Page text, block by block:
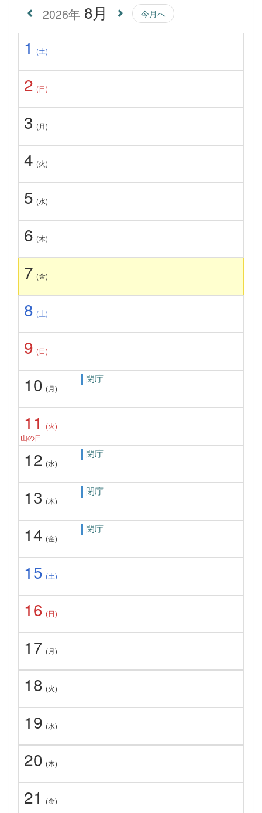
2026年 8月 今月へ
1 (土)
2 (日)
3 (月)
4 (火)
5 (水)
6 (木)
7 (金)
8 (土)
9 (日)
10 (月)
閉庁
11
(火)
山の日
12 (水)
閉庁
13 (木)
閉庁
14 (金)
閉庁
15 (土)
16 (日)
17 (月)
18 (火)
19 (水)
20 (木)
21 (金)